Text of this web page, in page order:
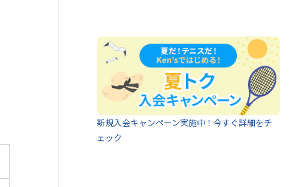
新規入会キャンペーン実施中！今すぐ詳細をチ
ェック